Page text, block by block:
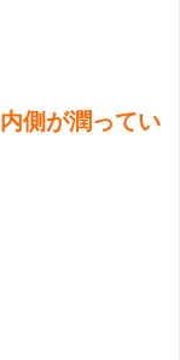
内側が潤ってい